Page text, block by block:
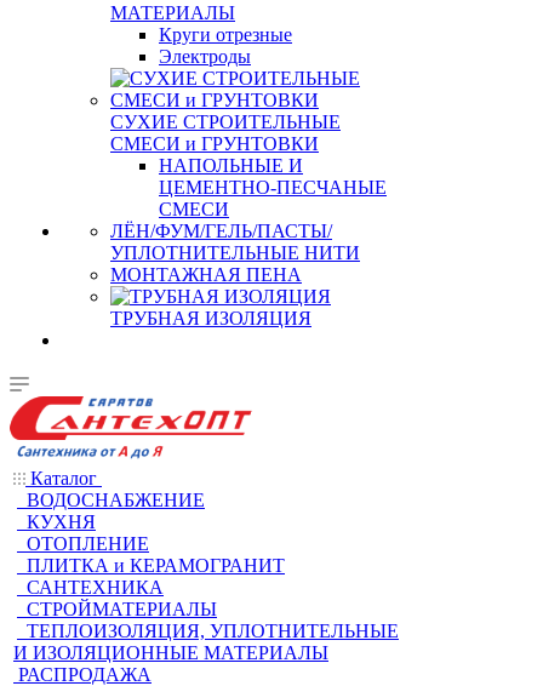
МАТЕРИАЛЫ
Круги отрезные
Электроды
СУХИЕ СТРОИТЕЛЬНЫЕ
СМЕСИ и ГРУНТОВКИ
НАПОЛЬНЫЕ И
ЦЕМЕНТНО-ПЕСЧАНЫЕ
СМЕСИ
ЛЁН/ФУМ/ГЕЛЬ/ПАСТЫ/
УПЛОТНИТЕЛЬНЫЕ НИТИ
МОНТАЖНАЯ ПЕНА
ТРУБНАЯ ИЗОЛЯЦИЯ
Каталог
ВОДОСНАБЖЕНИЕ
КУХНЯ
ОТОПЛЕНИЕ
ПЛИТКА и КЕРАМОГРАНИТ
САНТЕХНИКА
СТРОЙМАТЕРИАЛЫ
ТЕПЛОИЗОЛЯЦИЯ, УПЛОТНИТЕЛЬНЫЕ
И ИЗОЛЯЦИОННЫЕ МАТЕРИАЛЫ
РАСПРОДАЖА